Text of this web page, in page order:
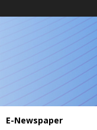
E-Newspaper